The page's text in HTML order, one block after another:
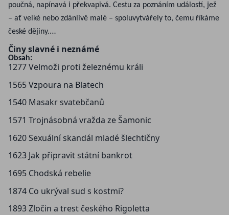
poučná, napínavá i překvapivá. Cestu za poznáním událostí, jež
– ať velké nebo zdánlivě malé – spoluvytvářely to, čemu říkáme
české dějiny.
Obsah:
Činy slavné i neznámé
1277 Velmoži proti železnému králi
1565 Vzpoura na Blatech
1540 Masakr svatebčanů
1571 Trojnásobná vražda ze Šamonic
1620 Sexuální skandál mladé šlechtičny
1623 Jak připravit státní bankrot
1695 Chodská rebelie
1874 Co ukrýval sud s kostmi?
1893 Zločin a trest českého Rigoletta